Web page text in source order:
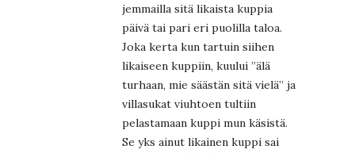
jemmailla sitä likaista kuppia
päivä tai pari eri puolilla taloa.
Joka kerta kun tartuin siihen
likaiseen kuppiin, kuului ”älä
turhaan, mie säästän sitä vielä” ja
villasukat viuhtoen tultiin
pelastamaan kuppi mun käsistä.
Se yks ainut likainen kuppi sai